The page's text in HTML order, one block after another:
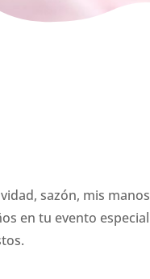
sazón, mis manos
en tu evento especial